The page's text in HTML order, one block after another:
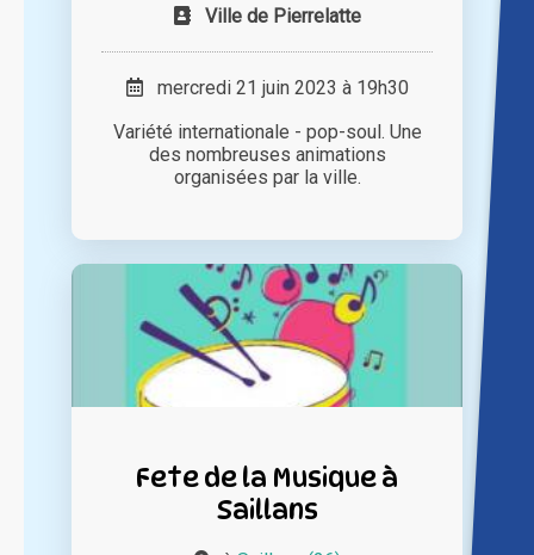
Ville de Pierrelatte
mercredi 21 juin 2023 à 19h30
Variété internationale - pop-soul. Une
des nombreuses animations
organisées par la ville.
Fete de la Musique à
Saillans